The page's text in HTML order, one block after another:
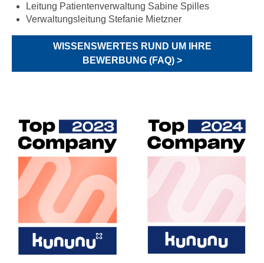
Leitung Patientenverwaltung Sabine Spilles
Verwaltungsleitung Stefanie Mietzner
WISSENSWERTES RUND UM IHRE
BEWERBUNG (FAQ) >